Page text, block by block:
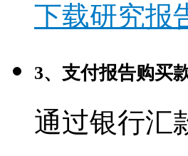
下载研究报
3、支付报告购买
通过银行汇